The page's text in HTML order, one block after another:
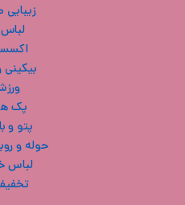
بیکینی
پک
پتو و
حوله و
لباس